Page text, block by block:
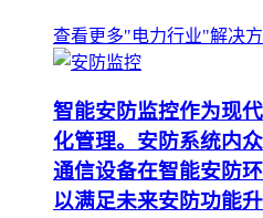
查看更多"电力行业"解决
智能安防监控作为现
化管理。安防系统内
通信设备在智能安防
以满足未来安防功能